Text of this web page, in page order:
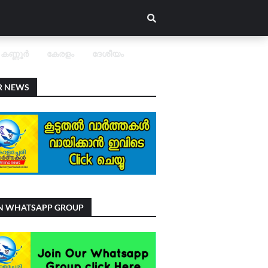
കണ്ണൂർ കേരളം ദേശീയം
NEWS
WHATSAPP GROUP